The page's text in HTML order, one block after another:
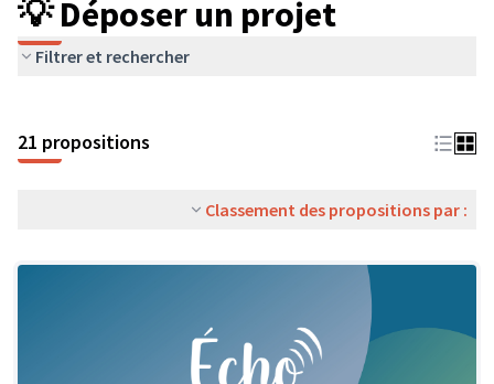
💡 Déposer un projet
Filtrer et rechercher
21 propositions
Classement des propositions par :